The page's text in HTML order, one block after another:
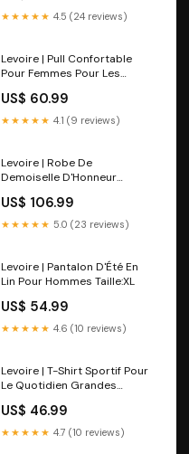
★★★★★ 4.5 (24 reviews)
Levoire | Pull Confortable
Pour Femmes Pour Les
US$ 60.99
★★★★★ 4.1 (9 reviews)
Levoire | Robe De
Demoiselle D'Honneur
US$ 106.99
★★★★★ 5.0 (23 reviews)
Levoire | Pantalon D'Été En
Lin Pour Hommes Taille:XL
US$ 54.99
★★★★★ 4.6 (10 reviews)
Levoire | T-Shirt Sportif Pour
Le Quotidien Grandes
US$ 46.99
★★★★★ 4.7 (10 reviews)